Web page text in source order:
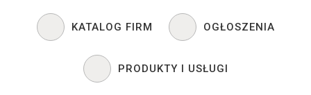
KATALOG FIRM OGŁOSZENIA
PRODUKTY I USŁUGI